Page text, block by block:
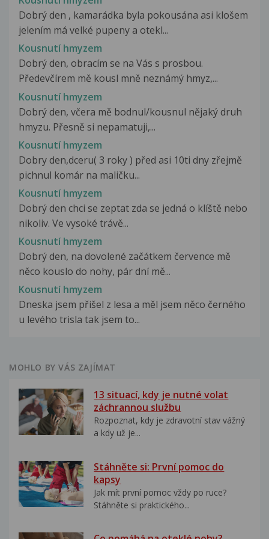
Dobrý den , kamarádka byla pokousána asi klošem
jelením má velké pupeny a otekl...
Kousnutí hmyzem
Dobrý den, obracím se na Vás s prosbou.
Předevčírem mě kousl mně neznámý hmyz,...
Kousnutí hmyzem
Dobrý den, včera mě bodnul/kousnul nějaký druh
hmyzu. Přesně si nepamatuji,...
Kousnutí hmyzem
Dobry den,dceru( 3 roky ) před asi 10ti dny zřejmě
pichnul komár na maličku...
Kousnutí hmyzem
Dobrý den chci se zeptat zda se jedná o klíště nebo
nikoliv. Ve vysoké trávě...
Kousnutí hmyzem
Dobrý den, na dovolené začátkem července mě
něco kouslo do nohy, pár dní mě...
Kousnutí hmyzem
Dneska jsem přišel z lesa a měl jsem něco černého
u levého trisla tak jsem to...
MOHLO BY VÁS ZAJÍMAT
13 situací, kdy je nutné volat
záchrannou službu
Rozpoznat, kdy je zdravotní stav vážný
a kdy už je...
Stáhněte si: První pomoc do
kapsy
Jak mít první pomoc vždy po ruce?
Stáhněte si praktického...